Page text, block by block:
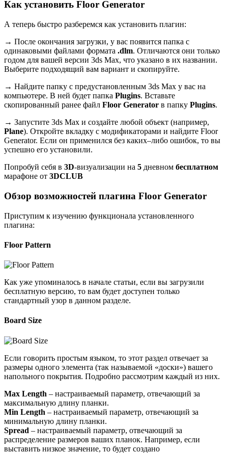
Как установить Floor Generator
А теперь быстро разберемся как установить плагин:
→ После окончания загрузки, у вас появится папка с
одинаковыми файлами формата .dlm. Отличаются они только
годом для вашей версии 3ds Max, что указано в их названии.
Выберите подходящий вам вариант и скопируйте.
→ Найдите папку с предустановленным 3ds Max у вас на
компьютере. В ней будет папка Plugins. Вставьте
скопированный ранее файл Floor Generator в папку Plugins.
→ Запустите 3ds Max и создайте любой объект (например,
Plane). Откройте вкладку с модификаторами и найдите Floor
Generator. Если он применился без каких–либо ошибок, то вы
успешно его установили.
Попробуй себя в 3D-визуализации на 5 дневном бесплатном
марафоне от 3DCLUB
Обзор возможностей плагина Floor Generator
Приступим к изучению функционала установленного
плагина:
Floor Pattern
Как уже упоминалось в начале статьи, если вы загрузили
бесплатную версию, то вам будет доступен только
стандартный узор в данном разделе.
Board Size
Если говорить простым языком, то этот раздел отвечает за
размеры одного элемента (так называемой «доски») вашего
напольного покрытия. Подробно рассмотрим каждый из них.
Max Length – настраиваемый параметр, отвечающий за
максимальную длину планки.
Min Length – настраиваемый параметр, отвечающий за
минимальную длину планки.
Spread – настраиваемый параметр, отвечающий за
распределение размеров ваших планок. Например, если
выставить низкое значение, то будет создано